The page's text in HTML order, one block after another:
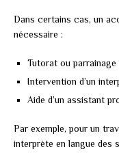
Dans certains cas, un
nécessaire :
Tutorat ou parrainage
Intervention d’un
Aide d’un assistant
Par exemple, pour un
interprète en langue des